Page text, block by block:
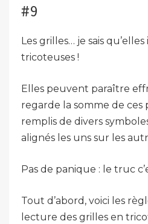
#9
Les grilles… je sais
tricoteuses !
Elles peuvent paraître
regarde la somme de ces
remplis de divers
alignés les uns sur les
Pas de panique : le truc
Tout d’abord, voici les
lecture des grilles en